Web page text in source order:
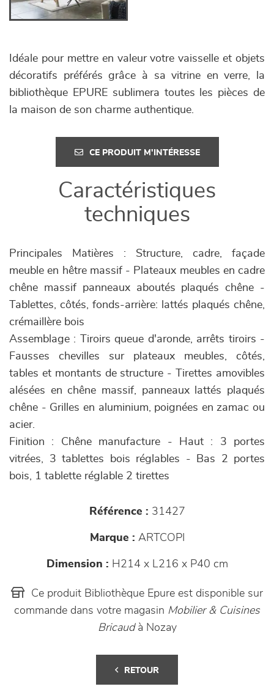
Idéale pour mettre en valeur votre vaisselle et objets
décoratifs préférés grâce à sa vitrine en verre, la
bibliothèque EPURE sublimera toutes les pièces de
la maison de son charme authentique.
CE PRODUIT M'INTÉRESSE
Caractéristiques
techniques
Principales Matières : Structure, cadre, façade
meuble en hêtre massif - Plateaux meubles en cadre
chêne massif panneaux aboutés plaqués chêne -
Tablettes, côtés, fonds-arrière: lattés plaqués chêne,
crémaillère bois
Assemblage : Tiroirs queue d'aronde, arrêts tiroirs -
Fausses chevilles sur plateaux meubles, côtés,
tables et montants de structure - Tirettes amovibles
alésées en chêne massif, panneaux lattés plaqués
chêne - Grilles en aluminium, poignées en zamac ou
acier.
Finition : Chêne manufacture - Haut : 3 portes
vitrées, 3 tablettes bois réglables - Bas 2 portes
bois, 1 tablette réglable 2 tirettes
Référence : 31427
Marque : ARTCOPI
Dimension : H214 x L216 x P40 cm
Ce produit Bibliothèque Epure est disponible sur
commande dans votre magasin Mobilier & Cuisines
Bricaudà Nozay
RETOUR